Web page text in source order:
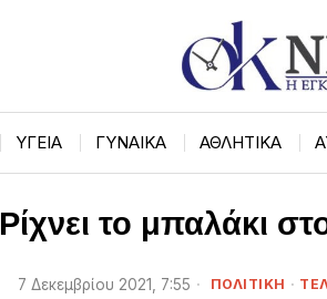
ΥΓΕΙΑ ΓΥΝΑΙΚΑ ΑΘΛΗΤΙΚΑ
Ρίχνει το μπαλάκι
7 Δεκεμβρίου 2021, 7:55 ΠΟΛΙΤΙΚΗ ·